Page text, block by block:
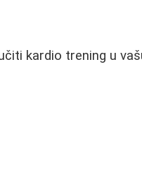
kardio trening u